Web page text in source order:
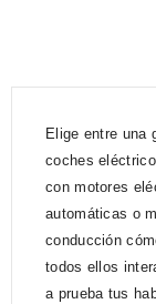
Elige entre una
coches
con motores
automáticas o
conducción
todos ellos
a prueba tus